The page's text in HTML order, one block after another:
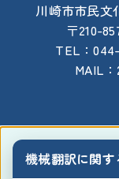
川崎市市民
〒210-
TEL：
MAIL
機械翻訳に関す